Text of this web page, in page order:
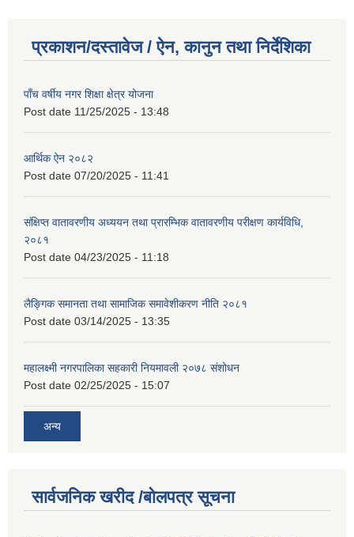
प्रकाशन/दस्तावेज / ऐन, कानुन तथा निर्देशिका
पाँच वर्षीय नगर शिक्षा क्षेत्र योजना
Post date 11/25/2025 - 13:48
आर्थिक ऐन २०८२
Post date 07/20/2025 - 11:41
संक्षिप्त वातावरणीय अध्ययन तथा प्रारम्भिक वातावरणीय परीक्षण कार्यविधि,
२०८१
Post date 04/23/2025 - 11:18
लैङ्गिक समानता तथा सामाजिक समावेशीकरण नीति २०८१
Post date 03/14/2025 - 13:35
महालक्ष्मी नगरपालिका सहकारी नियमावली २०७८ संशोधन
Post date 02/25/2025 - 15:07
अन्य
सार्वजनिक खरीद /बोलपत्र सूचना